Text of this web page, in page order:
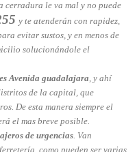
cerradura le va mal y no puede
y te atenderán con rapidez,
evitar sustos, y en menos de
solucionándole el
Avenida guadalajara, y ahí
de la capital, que
De esta manera siempre el
el mas breve posible.
de urgencias. Van
como pueden ser varias